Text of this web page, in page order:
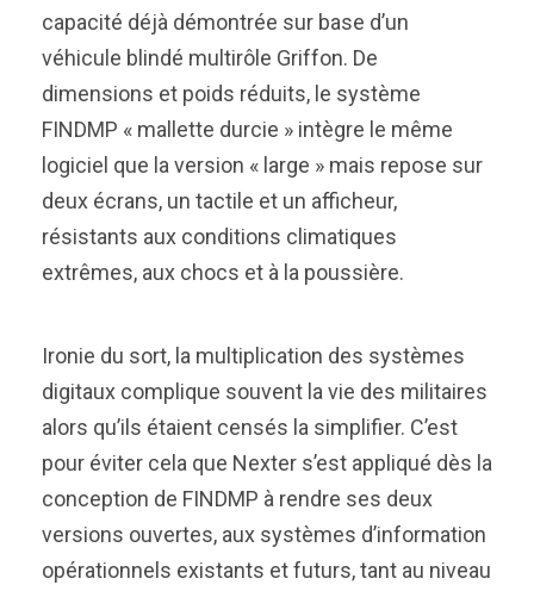
capacité déjà démontrée sur base d’un
véhicule blindé multirôle Griffon. De
dimensions et poids réduits, le système
FINDMP « mallette durcie » intègre le même
logiciel que la version « large » mais repose sur
deux écrans, un tactile et un afficheur,
résistants aux conditions climatiques
extrêmes, aux chocs et à la poussière.
Ironie du sort, la multiplication des systèmes
digitaux complique souvent la vie des militaires
alors qu’ils étaient censés la simplifier. C’est
pour éviter cela que Nexter s’est appliqué dès la
conception de FINDMP à rendre ses deux
versions ouvertes, aux systèmes d’information
opérationnels existants et futurs, tant au niveau